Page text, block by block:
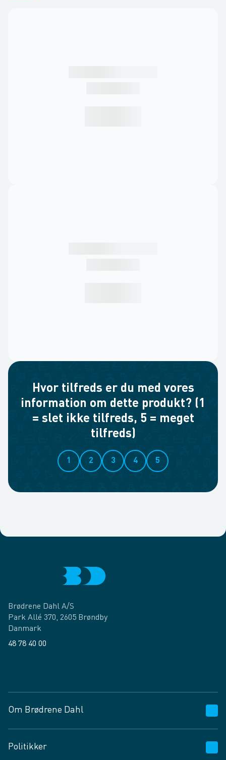
Hvor tilfreds er du med vores
information om dette produkt? (1
= slet ikke tilfreds, 5 = meget
tilfreds)
1 2 3 4 5
Brødrene Dahl A/S
Park Allé 370, 2605 Brøndby
Danmark
48 78 40 00
Om Brødrene Dahl
Vagttelefon 30 10 89 89
Politikker